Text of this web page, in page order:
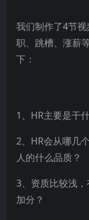
我们制作了4节
职、跳槽、涨薪
下：
1、HR主要是干
2、HR会从哪几
人的什么品质？
3、资质比较浅
加分？